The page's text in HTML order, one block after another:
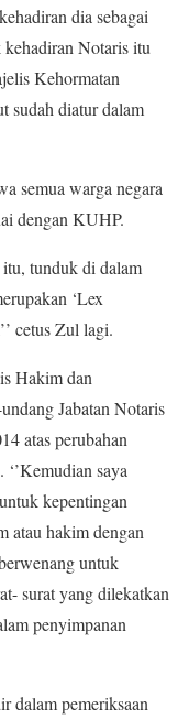
dia sebagai
Notaris itu
Kehormatan
sudah diatur dalam
semua warga negara
dengan KUHP.
itu, tunduk di dalam
‘Lex
cetus Zul lagi.
Hakim dan
Jabatan Notaris
atas perubahan
saya
kepentingan
atau hakim dengan
untuk
surat yang dilekatkan
penyimpanan
dalam pemeriksaan